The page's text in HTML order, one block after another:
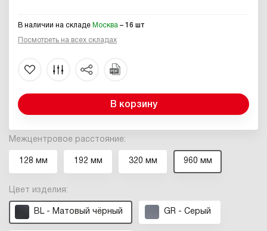
Межцентровое расстояние:
128 мм 192 мм 320 мм 960 мм
Цвет изделия:
BL - Матовый чёрный GR - Серый
В наличии на складе Москва – 16 шт
Посмотреть на всех складах
В корзину